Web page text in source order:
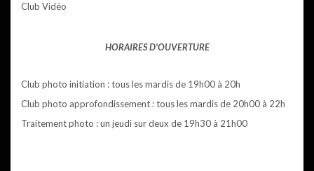
Club Vidéo
HORAIRES D'OUVERTURE
Club photo initiation : tous les mardis de 19h00 à 20h
Club photo approfondissement : tous les mardis de 20h00 à 22h
Traitement photo : un jeudi sur deux de 19h30 à 21h00